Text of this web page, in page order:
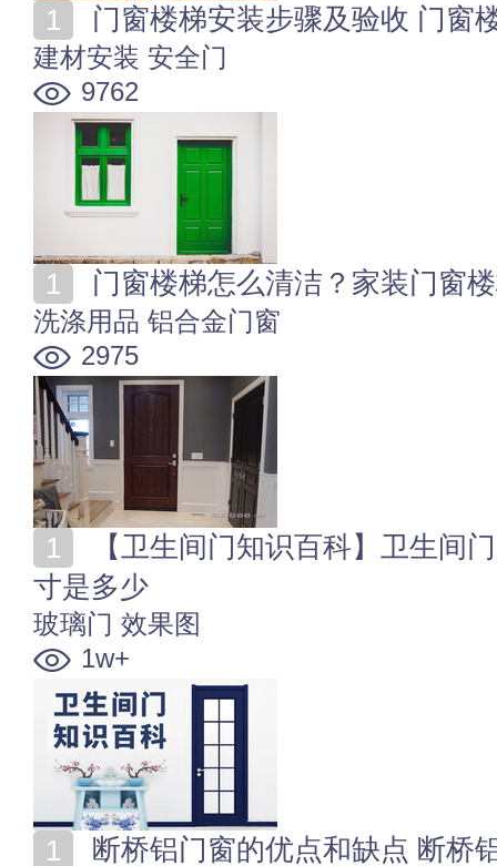
门窗楼梯安装步骤及验收 门窗
建材安装 安全门
9762
门窗楼梯怎么清洁？家装门窗
洗涤用品 铝合金门窗
2975
寸是多少
玻璃门 效果图
1w+
断桥铝门窗的优点和缺点 断桥